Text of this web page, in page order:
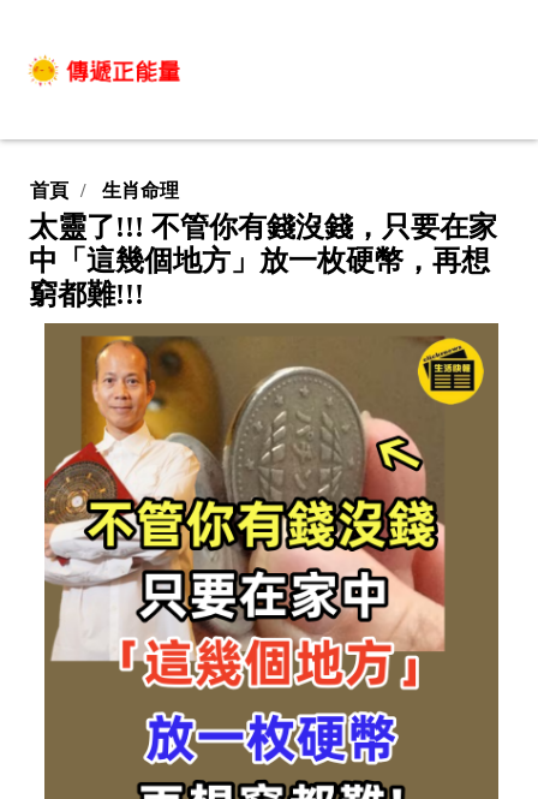
首頁 生肖命理
太靈了!!! 不管你有錢沒錢，只要在家
中「這幾個地方」放一枚硬幣，再想
窮都難!!!